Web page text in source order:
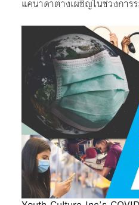
แคนาดาต่างเผชิญในช่วงการ